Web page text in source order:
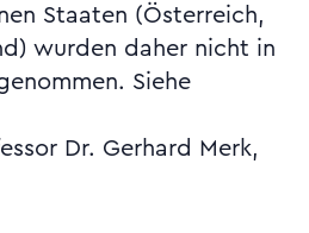
Staaten (Österreich,
wurden daher nicht in
Siehe
Dr. Gerhard Merk,